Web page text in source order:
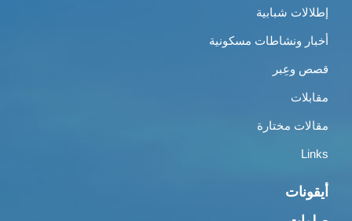
إطلالات شبابية
أخبار ونشاطات مسكونية
قصص وعِبر
مقابلات
مقالات مختارة
Links
أيقونات